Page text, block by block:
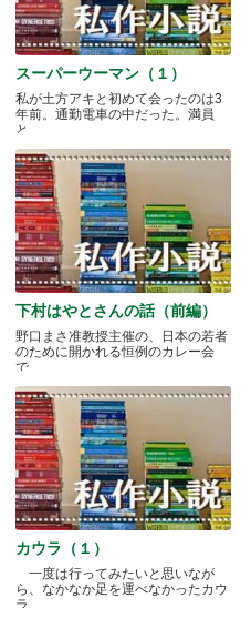
スーパーウーマン（１）
私が土方アキと初めて会ったのは3
年前。通勤電車の中だった。満員
と.....
下村はやとさんの話（前編）
野口まさ准教授主催の、日本の若者
のために開かれる恒例のカレー会
で.....
カウラ（１）
一度は行ってみたいと思いなが
ら、なかなか足を運べなかったカウ
ラ.....